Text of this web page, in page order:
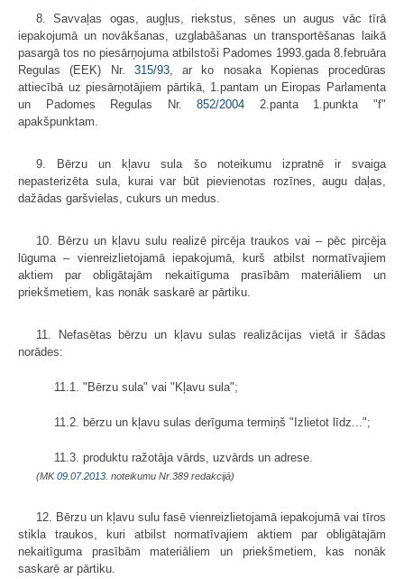
8. Savvaļas ogas, augļus, riekstus, sēnes un augus vāc tīrā
iepakojumā un novākšanas, uzglabāšanas un transportēšanas laikā
pasargā tos no piesārņojuma atbilstoši Padomes 1993.gada 8.februāra
Regulas (EEK) Nr. 315/93, ar ko nosaka Kopienas procedūras
attiecībā uz piesārņotājiem pārtikā, 1.pantam un Eiropas Parlamenta
un Padomes Regulas Nr.852/2004 2.panta 1.punkta "f"
apakšpunktam.
9. Bērzu un kļavu sula šo noteikumu izpratnē ir svaiga
nepasterizēta sula, kurai var būt pievienotas rozīnes, augu daļas,
dažādas garšvielas, cukurs un medus.
10. Bērzu un kļavu sulu realizē pircēja traukos vai – pēc pircēja
lūguma – vienreizlietojamā iepakojumā, kurš atbilst normatīvajiem
aktiem par obligātajām nekaitīguma prasībām materiāliem un
priekšmetiem, kas nonāk saskarē ar pārtiku.
11. Nefasētas bērzu un kļavu sulas realizācijas vietā ir šādas
norādes:
11.1. "Bērzu sula" vai "Kļavu sula";
11.2. bērzu un kļavu sulas derīguma termiņš "Izlietot līdz...";
11.3. produktu ražotāja vārds, uzvārds un adrese.
(MK09.07.2013. noteikumu Nr.389 redakcijā)
12. Bērzu un kļavu sulu fasē vienreizlietojamā iepakojumā vai tīros
stikla traukos, kuri atbilst normatīvajiem aktiem par obligātajām
nekaitīguma prasībām materiāliem un priekšmetiem, kas nonāk
saskarē ar pārtiku.